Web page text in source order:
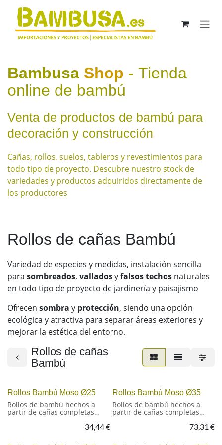
Ir al contenido
Bambusa Shop - Tienda
online de bambú
Venta de productos de bambú para
decoración y construcción
Cañas, rollos, suelos, tableros y revestimientos para
todo tipo de proyecto ​. Descubre nuestro stock de
variedades y productos adquiridos directamente de
los productores
Rollos de cañas Bambú
Variedad de especies y medidas, instalación sencilla
para sombreados, valladosyfalsos techos naturales
en todo tipo de proyecto de jardinería y paisajismo
Ofrecen sombra y protección, siendo una opción
ecológica y atractiva para separar áreas exteriores y
mejorar la estética del entorno.
Rollos de cañas
Bambú
Rollos Bambú Moso Ø25
Rollos de bambú hechos a
partir de cañas completas
unidas entre sí con alambre
galvanizado. Una solución
vallados, separadores y
34,44€
Rollos Bambú Moso Ø35
Rollos de bambú hechos a
partir de cañas completas
unidas entre sí con alambre
galvanizado. Una solución
vallados, separadores y
73,31 €